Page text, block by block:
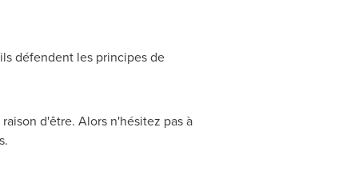
défendent les principes de
d'être. Alors n'hésitez pas à